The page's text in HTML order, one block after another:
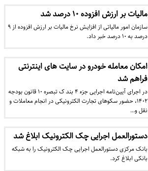
مالیات بر ارزش افزوده ۱۰ درصد شد
سازمان امور مالیاتی از افزایش نرخ مالیات بر ارزش افزوده از ۹
درصد به ۱۰ درصد خبر داد.
امکان معامله خودرو در سایت های اینترنتی
فراهم شد
در اجرای آیین‌نامه اجرایی جزء ۴ بند ک تبصره ۱۰ قانون بودجه
۱۴۰۲، حضور سکوهای تجارت الکترونیکی در انجام معاملات و
نقل و…
دستورالعمل اجرایی چک الکترونیک ابلاغ شد
بانک مرکزی دستورالعمل اجرایی چک الکترونیک را به شبکه
بانکی ابلاغ کرد.